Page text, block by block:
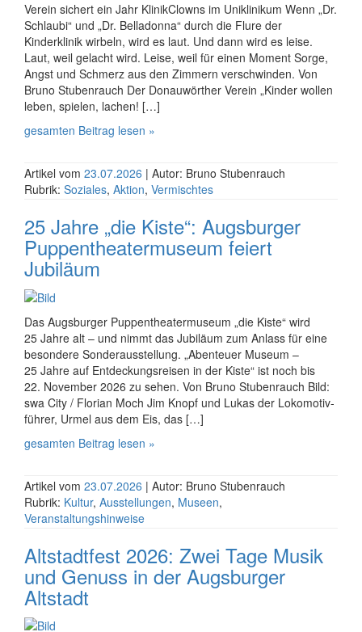
Verein sichert ein Jahr KlinikClowns im Uniklinikum Wenn „Dr.
Schlaubi“ und „Dr. Belladonna“ durch die Flure der
Kinderklinik wirbeln, wird es laut. Und dann wird es leise.
Laut, weil gelacht wird. Leise, weil für einen Moment Sorge,
Angst und Schmerz aus den Zimmern verschwinden. Von
Bruno Stubenrauch Der Donauwörther Verein „Kinder wollen
leben, spielen, lachen! […]
gesamten Beitrag lesen »
Artikel vom 23.07.2026 | Autor: Bruno Stubenrauch
Rubrik: Soziales, Aktion, Vermischtes
25 Jahre „die Kiste“: Augsburger
Puppen­theater­museum feiert
Jubiläum
Das Augsburger Puppen­theater­museum „die Kiste“ wird
25 Jahre alt – und nimmt das Jubiläum zum Anlass für eine
besondere Sonder­ausstellung. „Abenteuer Museum –
25 Jahre auf Entdeckungs­reisen in der Kiste“ ist noch bis
22. November 2026 zu sehen. Von Bruno Stubenrauch Bild:
swa City / Florian Moch Jim Knopf und Lukas der Loko­motiv­
führer, Urmel aus dem Eis, das […]
gesamten Beitrag lesen »
Artikel vom 23.07.2026 | Autor: Bruno Stubenrauch
Rubrik: Kultur, Ausstellungen, Museen,
Veranstaltungshinweise
Altstadtfest 2026: Zwei Tage Musik
und Genuss in der Augsburger
Altstadt